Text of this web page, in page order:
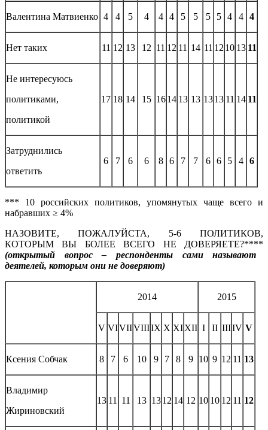
Валентина Матвиенко 4 4 5 4 4 4 5 5 5 5 4 4 4
Нет таких 11 12 13 12 11 12 11 14 11 12 10 13 11
Не интересуюсь
политиками,
политикой
17 18 14 15 16 14 13 13 1313 11 14 11
Затруднились
ответить
6 7 6 6 8 6 7 7 6 6 5 4 6
*** 10 российских политиков, упомянутых чаще всего и
набравших ≥ 4%
НАЗОВИТЕ, ПОЖАЛУЙСТА, 5-6 ПОЛИТИКОВ,
КОТОРЫМ ВЫ БОЛЕЕ ВСЕГО НЕ ДОВЕРЯЕТЕ?****
(открытый вопрос – респонденты сами называют
деятелей, которым они не доверяют)
2014 2015
V VIVIIVIIIIX X XIXII I II IIIIV V
Ксения Собчак 8 7 6 10 9 7 8 9 10 9 12 11 13
Владимир
Жириновский
13 11 11 13 13 12 14 12 10 10 12 11 12